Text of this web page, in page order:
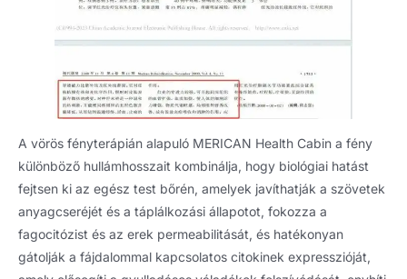
A vörös fényterápián alapuló MERICAN Health Cabin a fény
különböző hullámhosszait kombinálja, hogy biológiai hatást
fejtsen ki az egész test bőrén, amelyek javíthatják a szövetek
anyagcseréjét és a táplálkozási állapotot, fokozza a
fagocitózist és az erek permeabilitását, és hatékonyan
gátolják a fájdalommal kapcsolatos citokinek expresszióját,